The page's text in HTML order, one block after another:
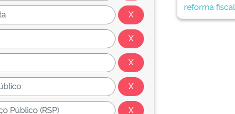
reforma fiscal